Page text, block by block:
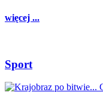
więcej ...
Sport